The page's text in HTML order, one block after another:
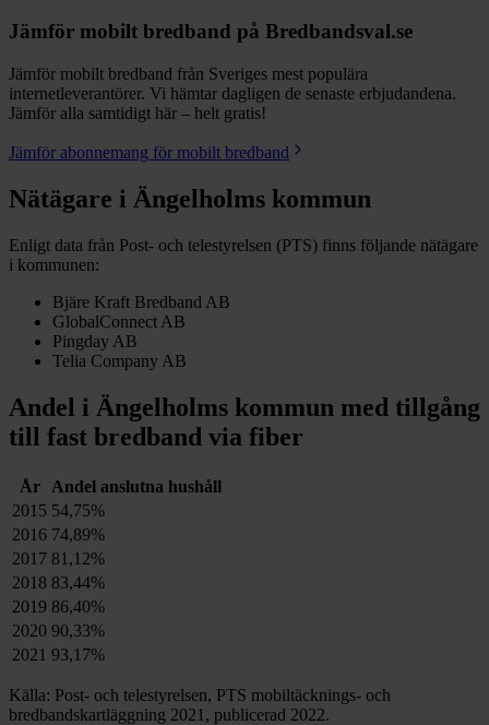
Jämför mobilt bredband på Bredbandsval.se
Jämför mobilt bredband från Sveriges mest populära
internetleverantörer. Vi hämtar dagligen de senaste erbjudandena.
Jämför alla samtidigt här – helt gratis!
Jämför abonnemang för mobilt bredband
Nätägare i Ängelholms kommun
Enligt data från Post- och telestyrelsen (PTS) finns följande nätägare
i kommunen:
Bjäre Kraft Bredband AB
GlobalConnect AB
Pingday AB
Telia Company AB
Andel i Ängelholms kommun med tillgång
till fast bredband via fiber
År
Andel anslutna hushåll
2015 54,75%
2016 74,89%
2017 81,12%
2018 83,44%
2019 86,40%
2020 90,33%
2021 93,17%
Källa: Post- och telestyrelsen, PTS mobiltäcknings- och
bredbandskartläggning 2021, publicerad 2022.